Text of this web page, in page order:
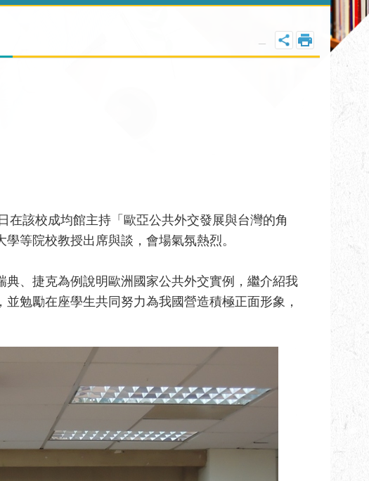
該校成均館主持「歐亞公共外交發展與台灣的角
等院校教授出席與談，會場氣氛熱烈。
、捷克為例說明歐洲國家公共外交實例，繼介紹我
勉勵在座學生共同努力為我國營造積極正面形象，